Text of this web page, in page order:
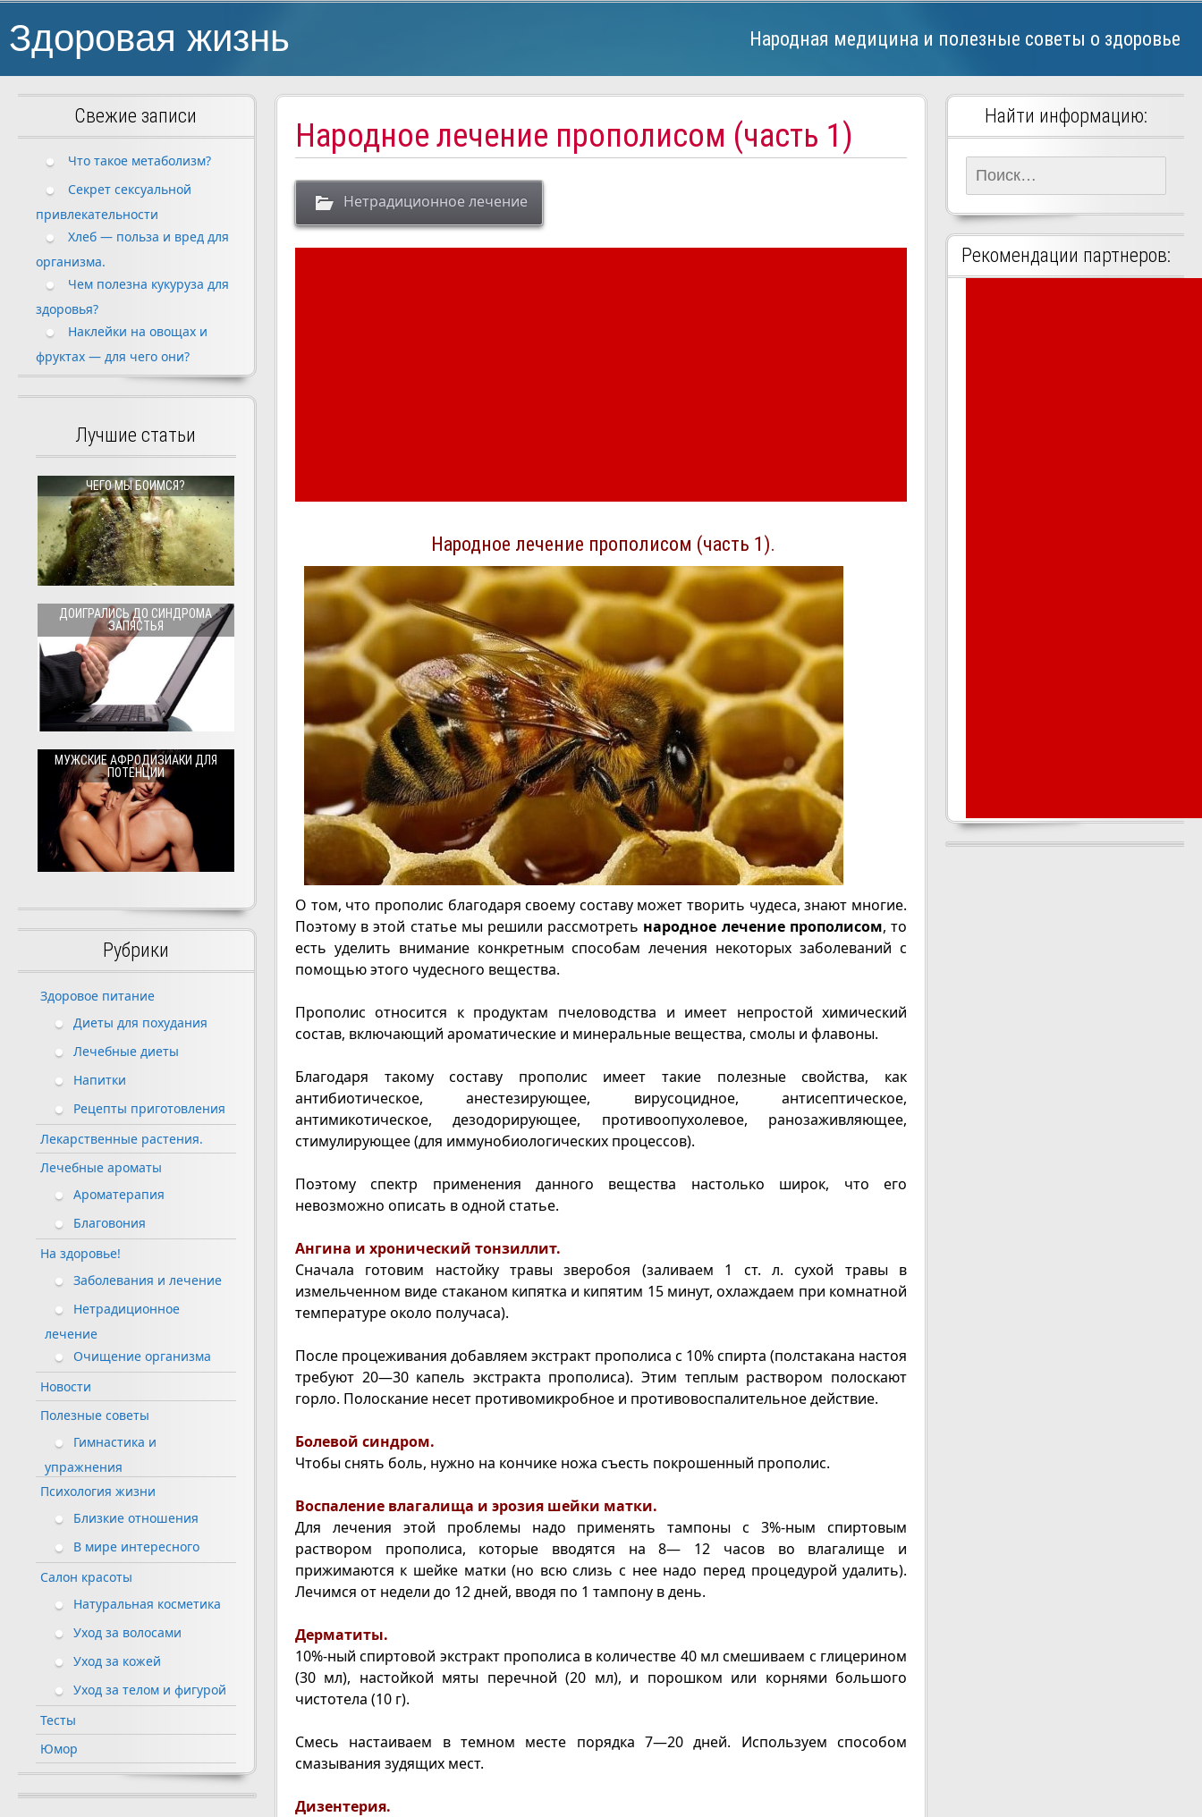
Здоровая жизнь Народная медицина и полезные советы о здоровье
Народное лечение прополисом (часть 1)
Нетрадиционное лечение
Народное лечение прополисом (часть 1).
О том, что прополис благодаря своему составу может творить чудеса, знают многие.
Поэтому в этой статье мы решили рассмотреть народное лечение прополисом, то
есть уделить внимание конкретным способам лечения некоторых заболеваний с
помощью этого чудесного вещества.
Прополис относится к продуктам пчеловодства и имеет непростой химический
состав, включающий ароматические и минеральные вещества, смолы и флавоны.
Благодаря такому составу прополис имеет такие полезные свойства, как
антибиотическое, анестезирующее, вирусоцидное, антисептическое,
антимикотическое, дезодорирующее, противоопухолевое, ранозаживляющее,
стимулирующее (для иммунобиологических процессов).
Поэтому спектр применения данного вещества настолько широк, что его
невозможно описать в одной статье.
Ангина и хронический тонзиллит.
Сначала готовим настойку травы зверобоя (заливаем 1 ст. л. сухой травы в
измельченном виде стаканом кипятка и кипятим 15 минут, охлаждаем при комнатной
температуре около получаса).
После процеживания добавляем экстракт прополиса с 10% спирта (полстакана настоя
требуют 20—30 капель экстракта прополиса). Этим теплым раствором полоскают
горло. Полоскание несет противомикробное и противовоспалительное действие.
Болевой синдром.
Чтобы снять боль, нужно на кончике ножа съесть покрошенный прополис.
Воспаление влагалища и эрозия шейки матки.
Для лечения этой проблемы надо применять тампоны с 3%-ным спиртовым
раствором прополиса, которые вводятся на 8— 12 часов во влагалище и
прижимаются к шейке матки (но всю слизь с нее надо перед процедурой удалить).
Лечимся от недели до 12 дней, вводя по 1 тампону в день.
Дерматиты.
10%-ный спиртовой экстракт прополиса в количестве 40 мл смешиваем с глицерином
(30 мл), настойкой мяты перечной (20 мл), и порошком или корнями большого
чистотела (10 г).
Смесь настаиваем в темном месте порядка 7—20 дней. Используем способом
смазывания зудящих мест.
Дизентерия.
Свежие записи
Что такое метаболизм?
Секрет сексуальной
привлекательности
Хлеб — польза и вред для
организма.
Чем полезна кукуруза для
здоровья?
Наклейки на овощах и
фруктах — для чего они?
Лучшие статьи
ЧЕГО МЫ БОИМСЯ?
ДОИГРАЛИСЬ ДО СИНДРОМА
ЗАПЯСТЬЯ
МУЖСКИЕ АФРОДИЗИАКИ ДЛЯ
ПОТЕНЦИИ
Рубрики
Здоровое питание
Диеты для похудания
Лечебные диеты
Напитки
Рецепты приготовления
Лекарственные растения.
Лечебные ароматы
Ароматерапия
Благовония
На здоровье!
Заболевания и лечение
Нетрадиционное
лечение
Очищение организма
Новости
Полезные советы
Гимнастика и
упражнения
Психология жизни
Близкие отношения
В мире интересного
Салон красоты
Натуральная косметика
Уход за волосами
Уход за кожей
Уход за телом и фигурой
Тесты
Юмор
Найти информацию:
Рекомендации партнеров: